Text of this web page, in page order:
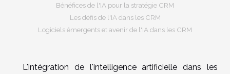
Bénéfices de l'IA pour la stratégie CRM
Les défis de l'IA dans les CRM
Logiciels émergents et avenir de l'IA dans les CRM
L'intégration de l'intelligence artificielle dans les